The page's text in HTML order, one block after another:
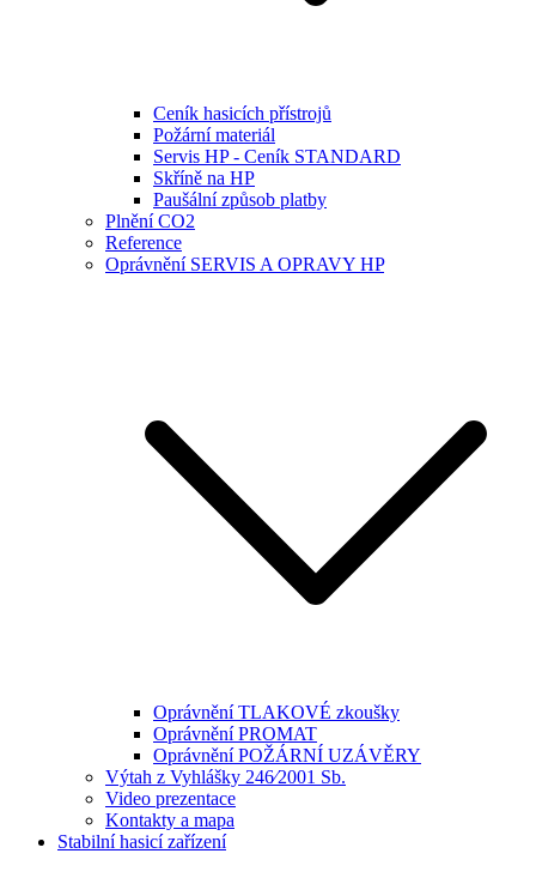
Ceník hasicích přístrojů
Požární materiál
Servis HP - Ceník STANDARD
Skříně na HP
Paušální způsob platby
Plnění CO2
Reference
Oprávnění SERVIS A OPRAVY HP
Oprávnění TLAKOVÉ zkoušky
Oprávnění PROMAT
Oprávnění POŽÁRNÍ UZÁVĚRY
Výtah z Vyhlášky 246⁄2001 Sb.
Video prezentace
Kontakty a mapa
Stabilní hasicí zařízení